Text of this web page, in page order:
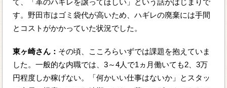
て、「革のハギレを譲ってほしい」という話がはじまりで
す。野田市はゴミ袋代が高いため、ハギレの廃棄には手間
とコストがかかっていた状況でした。
東ヶ崎さん： その頃、こころらいずでは課題を抱えていま
した。一般的な内職では、3～4人で1ヵ月働いても2、3万
円程度しか稼げない。「何かいい仕事はないか」とスタッ